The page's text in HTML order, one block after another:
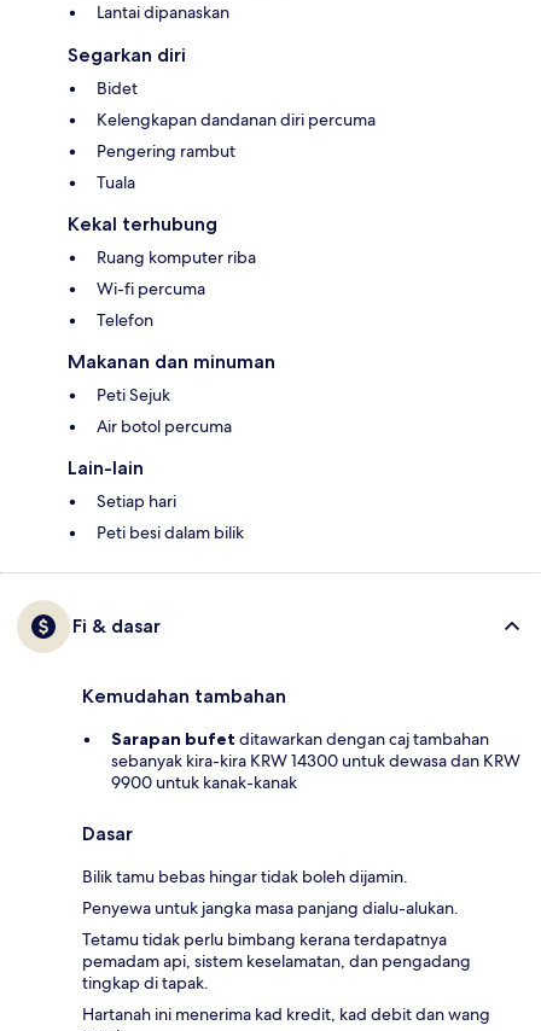
Lantai dipanaskan
Segarkan diri
Bidet
Kelengkapan dandanan diri percuma
Pengering rambut
Tuala
Kekal terhubung
Ruang komputer riba
Wi-fi percuma
Telefon
Makanan dan minuman
Peti Sejuk
Air botol percuma
Lain-lain
Setiap hari
Peti besi dalam bilik
Fi & dasar
Kemudahan tambahan
Sarapan bufet ditawarkan dengan caj tambahan
sebanyak kira-kira KRW 14300 untuk dewasa dan KRW
9900 untuk kanak-kanak
Dasar
Bilik tamu bebas hingar tidak boleh dijamin.
Penyewa untuk jangka masa panjang dialu-alukan.
Tetamu tidak perlu bimbang kerana terdapatnya
pemadam api, sistem keselamatan, dan pengadang
tingkap di tapak.
Hartanah ini menerima kad kredit, kad debit dan wang